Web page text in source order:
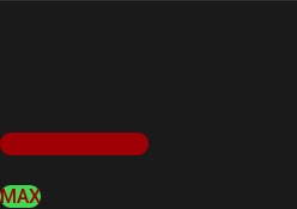
Оставить заявку
MAX